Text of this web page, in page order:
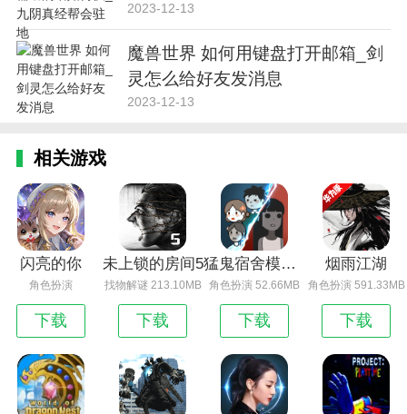
2023-12-13
魔兽世界 如何用键盘打开邮箱_剑
灵怎么给好友发消息
2023-12-13
相关游戏
闪亮的你
角色扮演
下载
未上锁的房间5
找物解谜 213.10MB
下载
猛鬼宿舍模拟器
角色扮演 52.66MB
下载
烟雨江湖
角色扮演 591.33MB
下载